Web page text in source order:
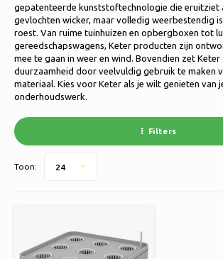
Opbergen
Dieren
Fietsen
Kamperen
Reizen
Kerstverlichting
Kerstdecoratie
Ondergoed
Sokken
Thermo
Parasols
Tuindecoratie
Tuingereedschap
Tuinmeubelen
Geurkaarsen
Glasschilderijen
Kaarsen
Klokken
Manden, Potten & Vazen
Deutsch
English
Français
Italiano
gepatenteerde kunststoftechnologie die eruitziet
gevlochten wicker, maar volledig weerbestendig
roest. Van ruime tuinhuizen en opbergboxen tot
gereedschapswagens, Keter producten zijn
mee te gaan in weer en wind. Bovendien zet Keter
duurzaamheid door veelvuldig gebruik te maken
materiaal. Kies voor Keter als je wilt genieten van
onderhoudswerk.
Filters
Toon: 24